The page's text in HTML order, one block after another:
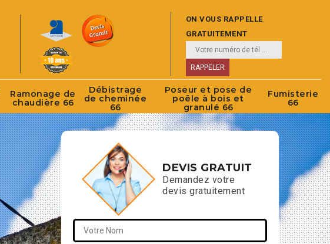
ON VOUS RAPPELLE
GRATUITEMENT
Ramonage de
chaudière 66
Débistrage
de cheminée
66
Poseur et pose de
poêle à bois et
granulé 66
Fumisterie
66
DEVIS GRATUIT
Demandez votre
devis gratuitement